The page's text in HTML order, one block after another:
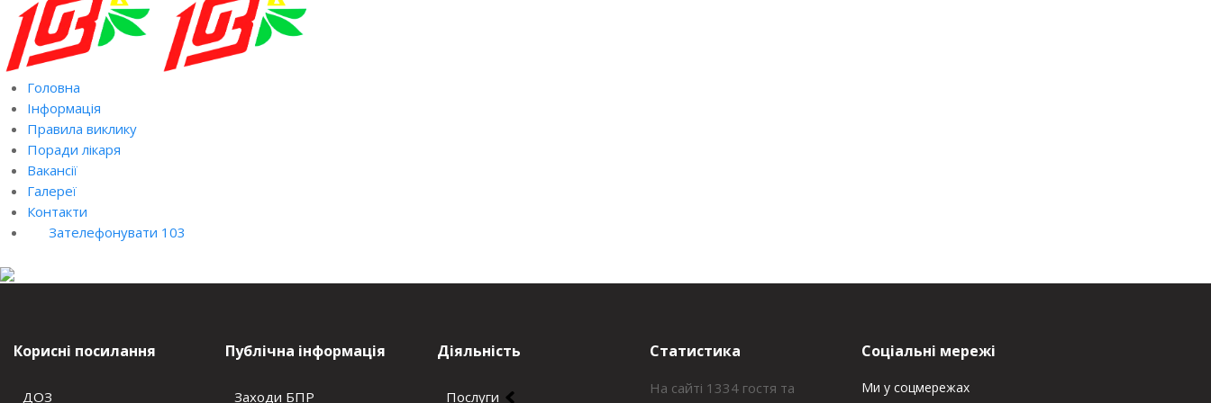
Головна
Інформація
Правила виклику
Поради лікаря
Вакансії
Галереї
Контакти
Зателефонувати 103
Корисні посилання
ДОЗ
Публічна інформація
Заходи БПР
Діяльність
Послуги
Статистика
На сайті 1334 гостя та
Соціальні мережі
Ми у соцмережах